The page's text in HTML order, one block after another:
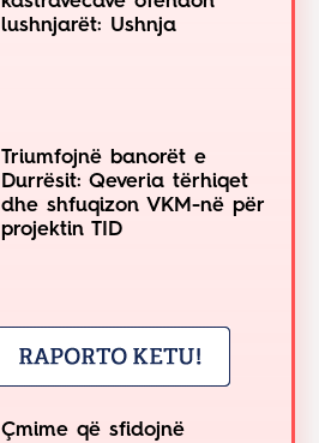
lushnjarët: Ushnja
Triumfojnë banorët e
Durrësit: Qeveria tërhiqet
dhe shfuqizon VKM-në për
projektin TID
Çmime që sfidojnë